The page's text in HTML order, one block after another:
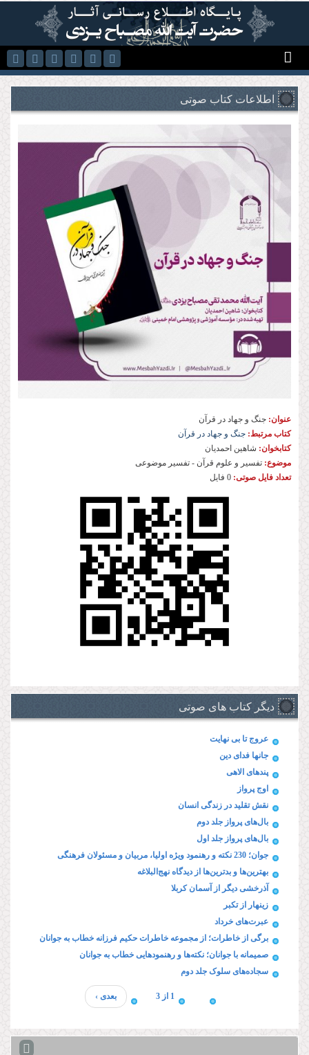
رفتن به محتوای اصلی
اطلاعات کتاب صوتی
عنوان: جنگ و جهاد در قرآن
کتاب مرتبط: جنگ و جهاد در قرآن
کتابخوان: شاهین احمدیان
موضوع: تفسیر و علوم قرآن - تفسیر موضوعی
تعداد فایل صوتی: 0 فایل
دیگر کتاب های صوتی
عروج تا بی نهایت
جانها فدای دین
پند‌های الاهی
اوج پرواز
نقش تقلید در زندگی انسان
بال‌های پرواز جلد دوم
بال‌های پرواز جلد اول
جوان؛ 230 نکته و رهنمود ویژه‌ اولیا، مربیان و مسئولان فرهنگی
بهترین‌ها و بدترین‌ها از دیدگاه نهج‌البلاغه
آذرخشی‌ دیگر‌ از‌ آسمان‌ کربلا
زینهار از تکبر
عبرت‌های خرداد
برگی از خاطرات؛ از مجموعه خاطرات حکیم فرزانه خطاب به جوانان
صمیمانه با جوانان؛ نکته‌ها و رهنمودهایی خطاب به جوانان
سجاده‌های سلوک جلد دوم
1 از 3 بعدی ›